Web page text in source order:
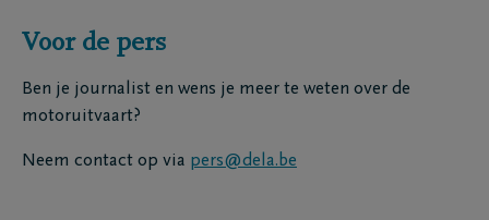
Voor de pers
Ben je journalist en wens je meer te weten over de
motoruitvaart?
Neem contact op via pers@dela.be